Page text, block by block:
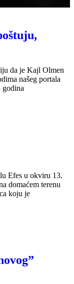
da je Kajl Olmen
našeg portala
godina
Efes u okviru 13.
domaćem terenu
koju je